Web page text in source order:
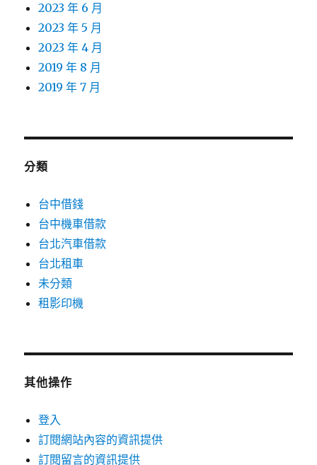
2023 年 6 月
2023 年 5 月
2023 年 4 月
2019 年 8 月
2019 年 7 月
分類
台中借錢
台中機車借款
台北汽車借款
台北租車
未分類
租影印機
其他操作
登入
訂閱網站內容的資訊提供
訂閱留言的資訊提供